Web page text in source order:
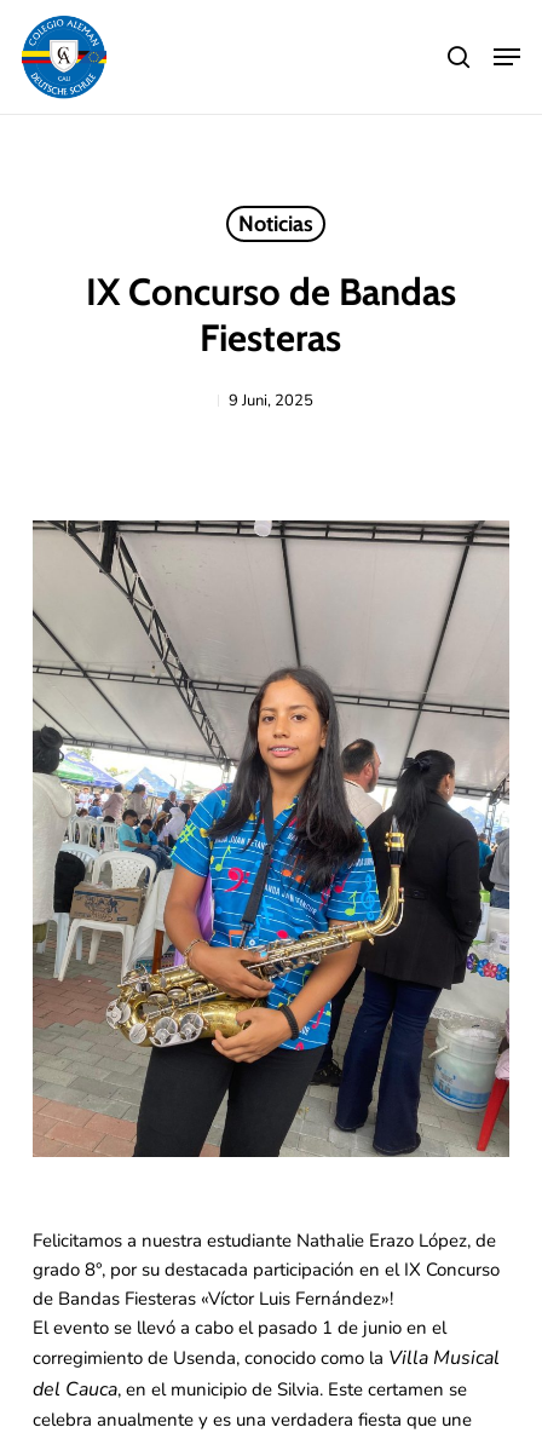
main
content
search
Noticias
IX Concurso de Bandas
Fiesteras
9 Juni, 2025
Felicitamos a nuestra estudiante Nathalie Erazo López, de
grado 8°, por su destacada participación en el IX Concurso
de Bandas Fiesteras «Víctor Luis Fernández»!
El evento se llevó a cabo el pasado 1 de junio en el
corregimiento de Usenda, conocido como la Villa Musical
del Cauca, en el municipio de Silvia. Este certamen se
celebra anualmente y es una verdadera fiesta que une